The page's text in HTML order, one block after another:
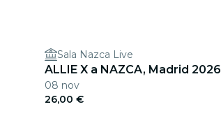
Sala Nazca Live
ALLIE X a NAZCA, Madrid 2026
08 nov
26,00 €